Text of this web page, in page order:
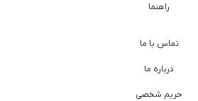
راهنما
تماس با ما
درباره ما
حریم شخصی